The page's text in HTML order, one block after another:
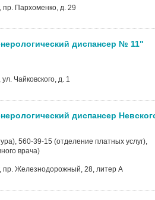
пр. Пархоменко, д. 29
диспансер № 11"
Чайковского, д. 1
диспансер
560-39-15 (отделение платных услуг),
врача)
пр. Железнодорожный, 28, литер А